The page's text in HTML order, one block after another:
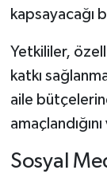
kapsayacağı
Yetkililer,
katkı
aile
Sosyal